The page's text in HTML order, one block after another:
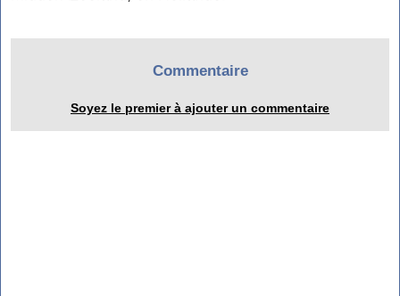
Commentaire
Soyez le premier à ajouter un commentaire